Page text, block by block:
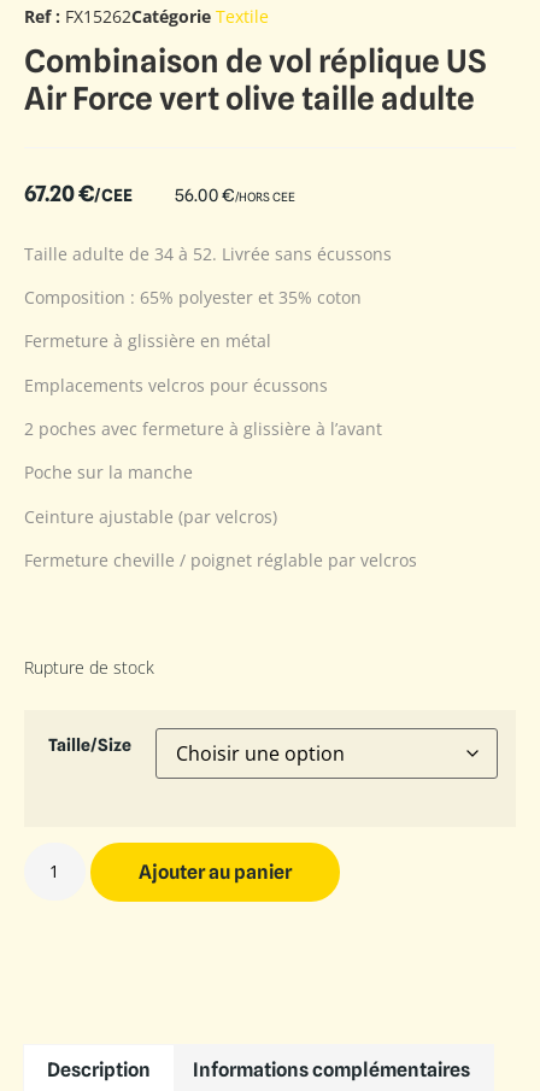
Ref : FX15262Catégorie Textile
Combinaison de vol réplique US
Air Force vert olive taille adulte
67.20€/CEE 56.00€/HORS CEE
Taille adulte de 34 à 52. Livrée sans écussons
Composition : 65% polyester et 35% coton
Fermeture à glissière en métal
Emplacements velcros pour écussons
2 poches avec fermeture à glissière à l’avant
Poche sur la manche
Ceinture ajustable (par velcros)
Fermeture cheville / poignet réglable par velcros
Rupture de stock
Taille/Size
Ajouter au panier
Description Informations complémentaires